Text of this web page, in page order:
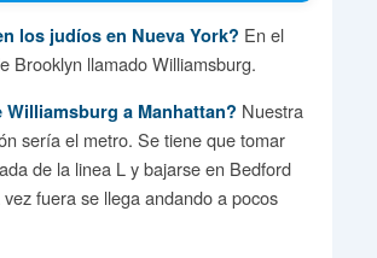
los judíos en Nueva York? En el
Brooklyn llamado Williamsburg.
Williamsburg a Manhattan? Nuestra
sería el metro. Se tiene que tomar
de la linea L y bajarse en Bedford
fuera se llega andando a pocos